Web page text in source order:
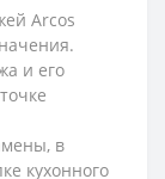
Arcos
и его
в
кухонного